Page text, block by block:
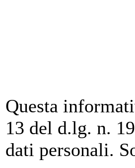
Questa
13 del d.lg. n.
dati personali.